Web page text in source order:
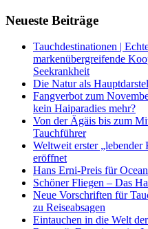
Neueste Beiträge
Tauchdestinationen |
markenübergreifende
Seekrankheit
Die Natur als
Fangverbot zum
kein Haiparadies mehr?
Von der Ägäis bis zum
Tauchführer
Weltweit erster
eröffnet
Hans Erni-Preis für
Schöner Fliegen – Das
Neue Vorschriften für
zu Reiseabsagen
Eintauchen in die Welt